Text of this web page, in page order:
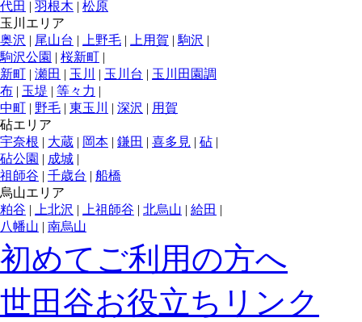
代田 | 羽根木 | 松原
玉川エリア
奥沢 | 尾山台 | 上野毛 | 上用賀 | 駒沢 |
駒沢公園 | 桜新町 |
新町 | 瀬田 | 玉川 | 玉川台 | 玉川田園調
布 | 玉堤 | 等々力 |
中町 | 野毛 | 東玉川 | 深沢 | 用賀
砧エリア
宇奈根 | 大蔵 | 岡本 | 鎌田 | 喜多見 | 砧 |
砧公園 | 成城 |
祖師谷 | 千歳台 | 船橋
烏山エリア
粕谷 | 上北沢 | 上祖師谷 | 北烏山 | 給田 |
八幡山 | 南烏山
初めてご利用の方へ
世田谷お役立ちリンク